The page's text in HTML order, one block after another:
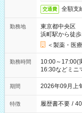
交通費 全額支
勤務地
東京都中央区
浜町駅から徒
＜製薬・医
勤務時間
10:00～17:00(
16:30などミニ
期間 2026年09月上
特徴 履歴書不要 /